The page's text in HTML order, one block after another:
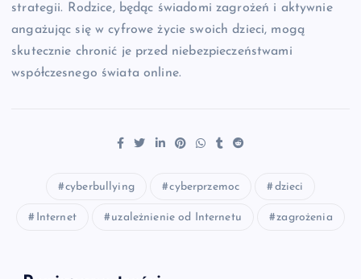
strategii. Rodzice, będąc świadomi zagrożeń i aktywnie
angażując się w cyfrowe życie swoich dzieci, mogą
skutecznie chronić je przed niebezpieczeństwami
współczesnego świata online.
cyberbullying cyberprzemoc dzieci
Internet uzależnienie od Internetu zagrożenia